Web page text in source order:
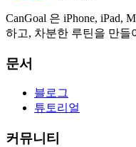
CanGoal 은 iPhone, iPad,
하고, 차분한 루틴을 만들
문서
블로그
튜토리얼
커뮤니티